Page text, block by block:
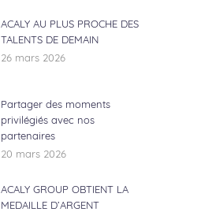
ACALY AU PLUS PROCHE DES
TALENTS DE DEMAIN
26 mars 2026
Partager des moments
privilégiés avec nos
partenaires
20 mars 2026
ACALY GROUP OBTIENT LA
MEDAILLE D’ARGENT